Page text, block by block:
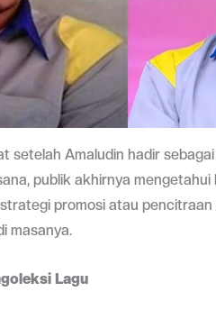
setelah Amaludin hadir
publik akhirnya
promosi atau
masanya.
Lagu